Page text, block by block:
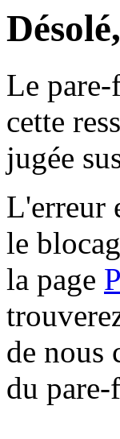
Le
cette
jugée
L'erreur
le
la page
de nous
du pare-